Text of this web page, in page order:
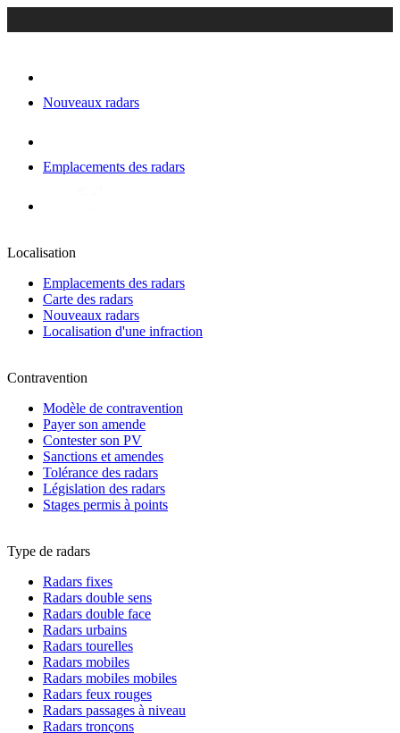
Nouveaux radars
Emplacements des radars
Localisation
Emplacements des radars
Carte des radars
Nouveaux radars
Localisation d'une infraction
Contravention
Modèle de contravention
Payer son amende
Contester son PV
Sanctions et amendes
Tolérance des radars
Législation des radars
Stages permis à points
Type de radars
Radars fixes
Radars double sens
Radars double face
Radars urbains
Radars tourelles
Radars mobiles
Radars mobiles mobiles
Radars feux rouges
Radars passages à niveau
Radars tronçons